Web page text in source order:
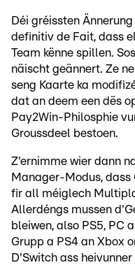
Déi gréissten
definitiv de Fait, dass
Team kënne spillen.
näischt geännert. Ze
seng Kaarte ka
dat an deem een dës
Pay2Win-Philosphie
Groussdeel bestoen.
Z'ernimme wier dann
Manager-Modus, dass
fir all méiglech
Allerdéngs mussen
bleiwen, also PS5, PC
Grupp a PS4 an Xbox
D'Switch ass